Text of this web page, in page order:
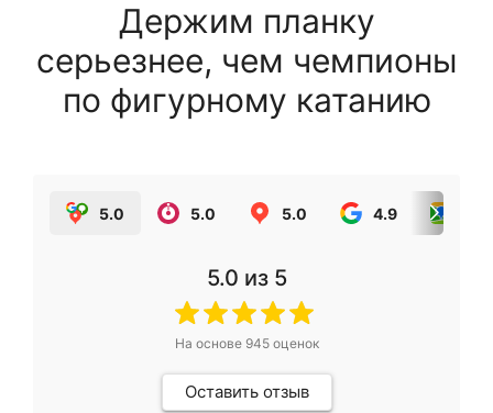
Держим планку
серьезнее, чем чемпионы
по фигурному катанию
5.0 5.0 5.0 4.9
5.0 из 5
На основе 945оценок
Оставить отзыв